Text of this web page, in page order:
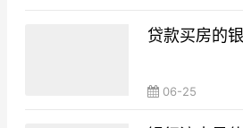
贷款买房的
06-25